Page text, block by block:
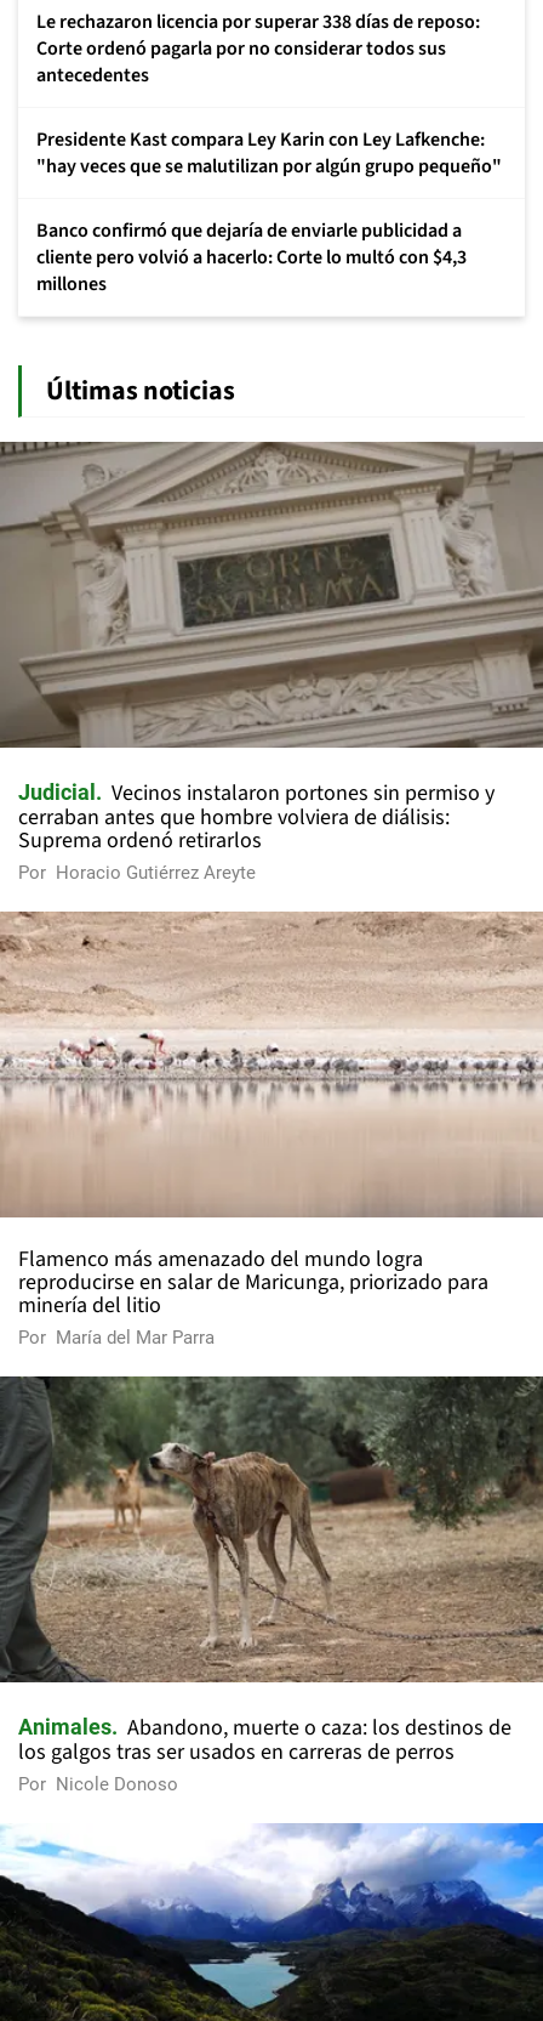
Le rechazaron licencia por superar 338 días de reposo:
Corte ordenó pagarla por no considerar todos sus
antecedentes
Presidente Kast compara Ley Karin con Ley Lafkenche:
"hay veces que se malutilizan por algún grupo pequeño"
Banco confirmó que dejaría de enviarle publicidad a
cliente pero volvió a hacerlo: Corte lo multó con $4,3
millones
Últimas noticias
Judicial
Vecinos instalaron portones sin permiso y
cerraban antes que hombre volviera de diálisis:
Suprema ordenó retirarlos
Por Horacio Gutiérrez Areyte
Flamenco más amenazado del mundo logra
reproducirse en salar de Maricunga, priorizado para
minería del litio
Por María del Mar Parra
Animales
Abandono, muerte o caza: los destinos de
los galgos tras ser usados en carreras de perros
Por Nicole Donoso